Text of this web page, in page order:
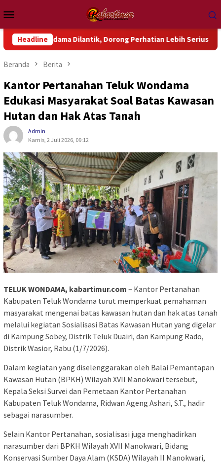
ke
kontenMobile
HeadlineDilantik, Dorong Perhatian Lebih Serius Terhadap Isu
Beranda Berita
Kantor Pertanahan Teluk Wondama
Edukasi Masyarakat Soal Batas Kawasan
Hutan dan Hak Atas Tanah
Admin
Kamis, 2 Juli 2026, 09:12
TELUK WONDAMA, kabartimur.com – Kantor Pertanahan
Kabupaten Teluk Wondama turut memperkuat pemahaman
masyarakat mengenai batas kawasan hutan dan hak atas tanah
melalui kegiatan Sosialisasi Batas Kawasan Hutan yang digelar
di Kampung Sobey, Distrik Teluk Duairi, dan Kampung Rado,
Distrik Wasior, Rabu (1/7/2026).
Dalam kegiatan yang diselenggarakan oleh Balai Pemantapan
Kawasan Hutan (BPKH) Wilayah XVII Manokwari tersebut,
Kepala Seksi Survei dan Pemetaan Kantor Pertanahan
Kabupaten Teluk Wondama, Ridwan Ageng Ashari, S.T., hadir
sebagai narasumber.
Selain Kantor Pertanahan, sosialisasi juga menghadirkan
narasumber dari BPKH Wilayah XVII Manokwari, Bidang
Konservasi Sumber Daya Alam (KSDA) Wilayah II Manokwari,